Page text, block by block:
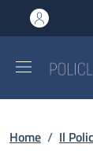
al
to footer
Home / Il